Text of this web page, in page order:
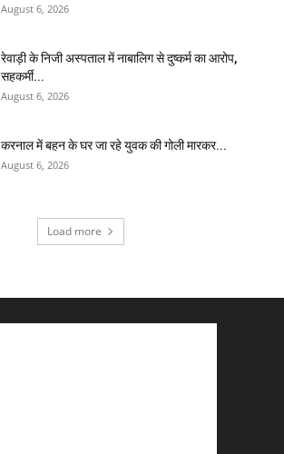
August 6, 2026
रेवाड़ी के निजी अस्पताल में नाबालिग से दुष्कर्म का आरोप,
सहकर्मी...
August 6, 2026
करनाल में बहन के घर जा रहे युवक की गोली मारकर...
August 6, 2026
Load more